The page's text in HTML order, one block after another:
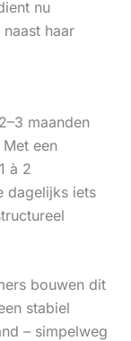
nu
haar
maanden
een
à 2
dagelijks iets
bouwen dit
stabiel
– simpelweg